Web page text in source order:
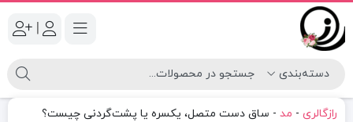
|
رازگالری - مد - ساق دست متصل، یکسره یا پشت‌گردنی چیست؟